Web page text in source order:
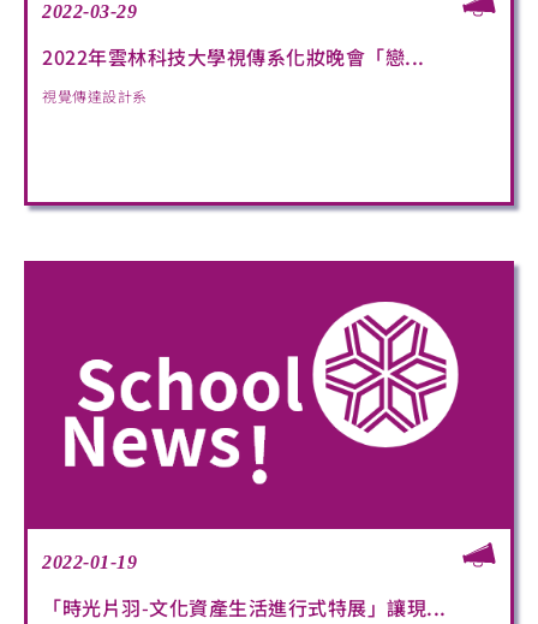
2022-03-29
2022年雲林科技大學視傳系化妝晚會「戀...
視覺傳達設計系
2022-01-19
「時光片羽-文化資產生活進行式特展」讓現...